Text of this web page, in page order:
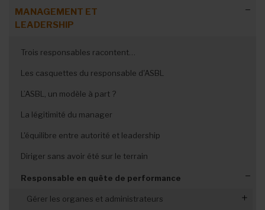
MANAGEMENT ET
LEADERSHIP
Trois responsables racontent…
Les casquettes du responsable d'ASBL
L’ASBL, un modèle à part ?
La légitimité du manager
L'équilibre entre autorité et leadership
Diriger sans avoir été sur le terrain
Responsable en quête de performance
Gérer les organes et administrateurs